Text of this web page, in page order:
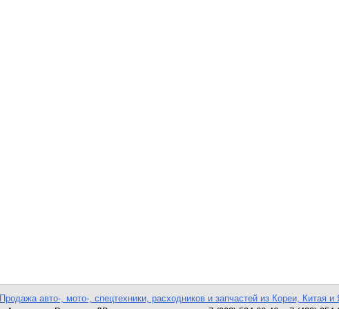
Продажа авто-, мото-, спецтехники, расходников и запчастей из Кореи, Китая и